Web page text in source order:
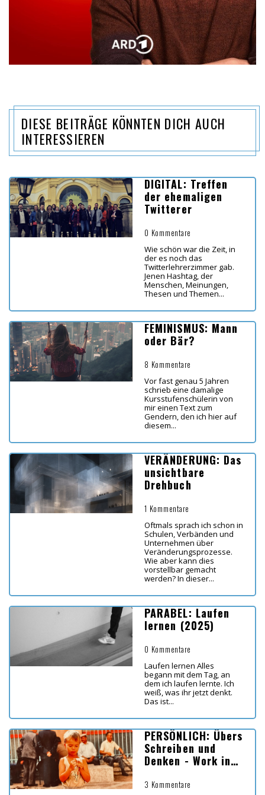
DIESE BEITRÄGE KÖNNTEN DICH AUCH
INTERESSIEREN
DIGITAL: Treffen
der ehemaligen
Twitterer
0 Kommentare
Wie schön war die Zeit, in
der es noch das
Twitterlehrerzimmer gab.
Jenen Hashtag, der
Menschen, Meinungen,
Thesen und Themen...
FEMINISMUS: Mann
oder Bär?
8 Kommentare
Vor fast genau 5 Jahren
schrieb eine damalige
Kursstufenschülerin von
mir einen Text zum
Gendern, den ich hier auf
diesem...
VERÄNDERUNG: Das
unsichtbare
Drehbuch
1 Kommentare
Oftmals sprach ich schon in
Schulen, Verbänden und
Unternehmen über
Veränderungsprozesse.
Wie aber kann dies
vorstellbar gemacht
werden? In dieser...
PARABEL: Laufen
lernen (2025)
0 Kommentare
Laufen lernen Alles
begann mit dem Tag, an
dem ich laufen lernte. Ich
weiß, was ihr jetzt denkt.
Das ist...
PERSÖNLICH: Übers
Schreiben und
Denken - Work in
3 Kommentare